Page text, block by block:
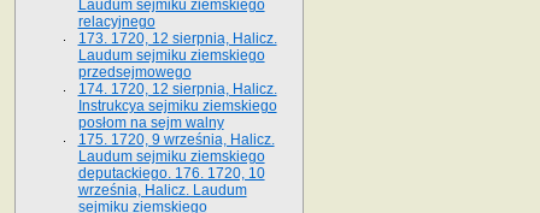
Laudum sejmiku ziemskiego
relacyjnego
173. 1720, 12 sierpnia, Halicz.
Laudum sejmiku ziemskiego
przedsejmowego
174. 1720, 12 sierpnia, Halicz.
Instrukcya sejmiku ziemskiego
posłom na sejm walny
175. 1720, 9 września, Halicz.
Laudum sejmiku ziemskiego
deputackiego. 176. 1720, 10
września, Halicz. Laudum
sejmiku ziemskiego